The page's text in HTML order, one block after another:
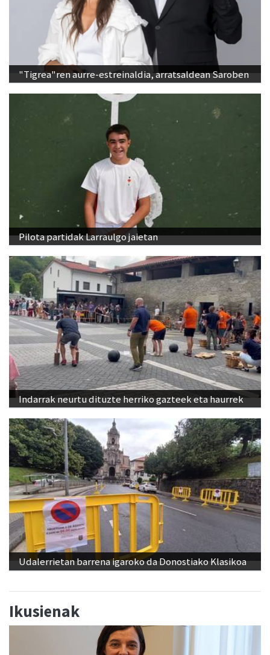
"Tigrea"ren aurre-estreinaldia, arratsaldean Saroben
Pilota partidak Larraulgo jaietan
Indarrak neurtu dituzte herriko gazteek eta haurrek
Udalerrietan barrena igaroko da Donostiako Klasikoa
Ikusienak